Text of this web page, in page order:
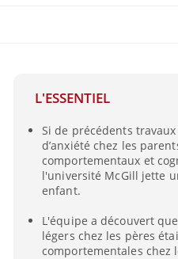
L'ESSENTIEL
Si de précédents
d’anxiété chez les
comportementaux et
l'université McGill jette
enfant.
L'équipe a découvert
légers chez les pères
comportementales chez
Éclipse solaire du 12 août
: “Des verres adaptés,
c'est indispensable pour
la santé des yeux”
Les troubles du sommeil
modifient votre cerveau !